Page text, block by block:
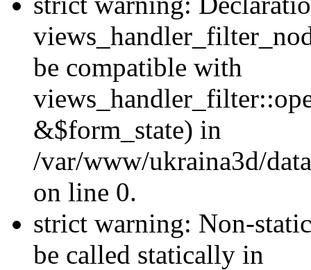
be compatible with
&$form_state) in
/var/www/ukraina3d/
on line 0.
strict warning: Non-
be called statically in